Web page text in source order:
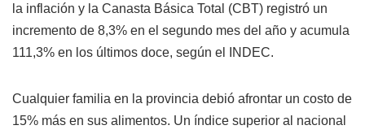
la inflación y la Canasta Básica Total (CBT) registró un
incremento de 8,3% en el segundo mes del año y acumula
111,3% en los últimos doce, según el INDEC.
Cualquier familia en la provincia debió afrontar un costo de
15% más en sus alimentos. Un índice superior al nacional